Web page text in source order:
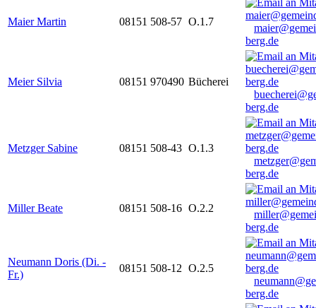
Maier Martin 08151 508-57 O.1.7
berg.de
Meier Silvia 08151 970490 Bücherei
berg.de
Metzger Sabine 08151 508-43 O.1.3
berg.de
Miller Beate 08151 508-16 O.2.2
berg.de
Neumann Doris (Di. -
Fr.)
08151 508-12 O.2.5
berg.de